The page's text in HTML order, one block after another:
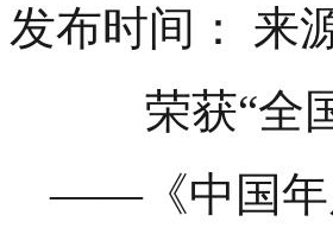
发布时间： 来
荣获“全
――《中国年